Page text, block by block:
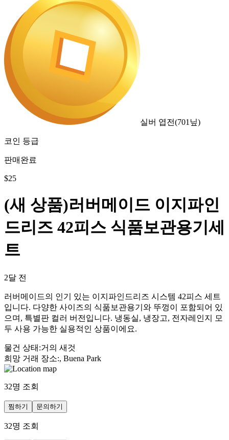
실버 엽전(701 닢)
코인 등급
판매완료
$25
(새 상품)러버메이드 이지파인
드리즈 42피스 식품보관용기세
트
2달 전
러버메이드의 인기 있는 이지파인드리즈 시스템 42피스 세트
입니다. 다양한 사이즈의 식품보관용기와 뚜껑이 포함되어 있
으며, 특별판 컬러 버전입니다. 냉동실, 냉장고, 전자레인지 모
두 사용 가능한 실용적인 상품이에요.
물건 상태 :거의 새것
희망 거래 장소:, Buena Park
32명 조회
찜하기 문의하기
32명 조회